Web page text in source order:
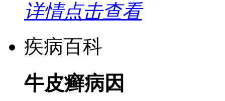
详情点击查看
疾病百科
牛皮癣病因